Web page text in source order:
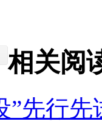
相关阅
”先行